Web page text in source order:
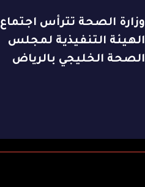
وزارة الصحة تترأس اجتماع
الهيئة التنفيذية لمجلس
الصحة الخليجي بالرياض